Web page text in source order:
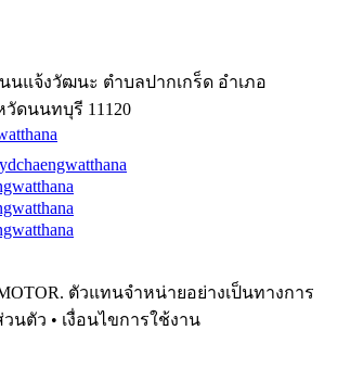
นแจ้งวัฒนะ ตำบลปากเกร็ด อำเภอ
วัดนนทบุรี 11120
ตัวแทนจำหน่ายอย่างเป็นทางการ
นตัว • เงื่อนไขการใช้งาน